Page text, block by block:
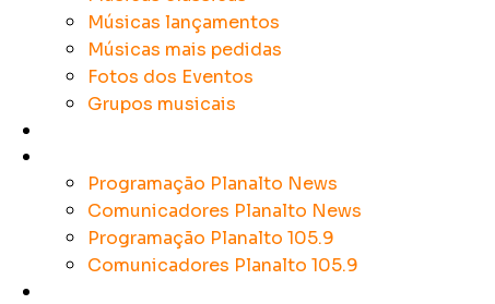
Músicas lançamentos
Músicas mais pedidas
Fotos dos Eventos
Grupos musicais
Programação Planalto News
Comunicadores Planalto News
Programação Planalto 105.9
Comunicadores Planalto 105.9